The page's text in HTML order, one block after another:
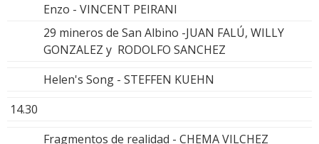
Enzo - VINCENT PEIRANI
29 mineros de San Albino -JUAN FALÚ, WILLY
GONZALEZ y RODOLFO SANCHEZ
Helen's Song - STEFFEN KUEHN
14.30
Fragmentos de realidad - CHEMA VILCHEZ